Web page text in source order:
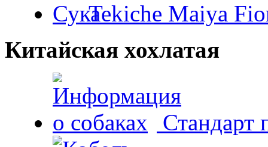
Tekiche Maiya
Китайская хохлатая